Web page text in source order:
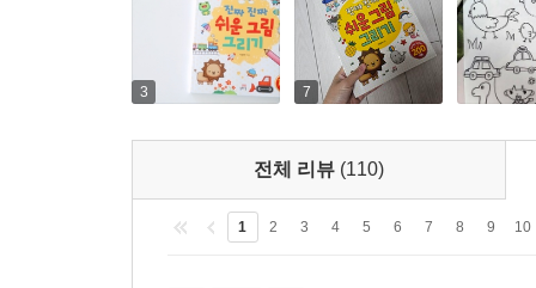
3 7
전체 리뷰 (110)
1 2 3 4 5 6 7 8 9 10